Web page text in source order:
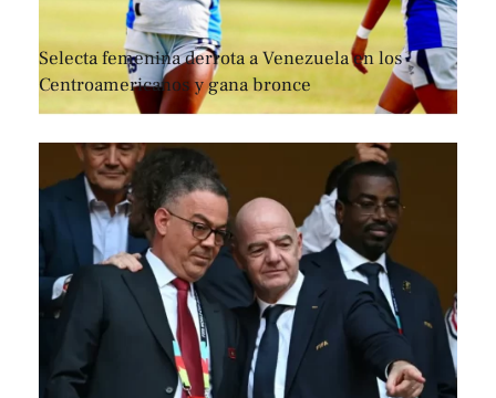
Selecta femenina derrota a Venezuela en los
Centroamericanos y gana bronce